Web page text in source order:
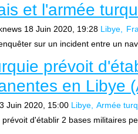
et l'armée
18 Juin 2020, 19:28 Libye
sur un incident entre un
prévoit
en Libye
Juin 2020, 15:00 Libye Armée
d'établir 2 bases militaires